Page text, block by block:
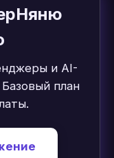
и AI-
план